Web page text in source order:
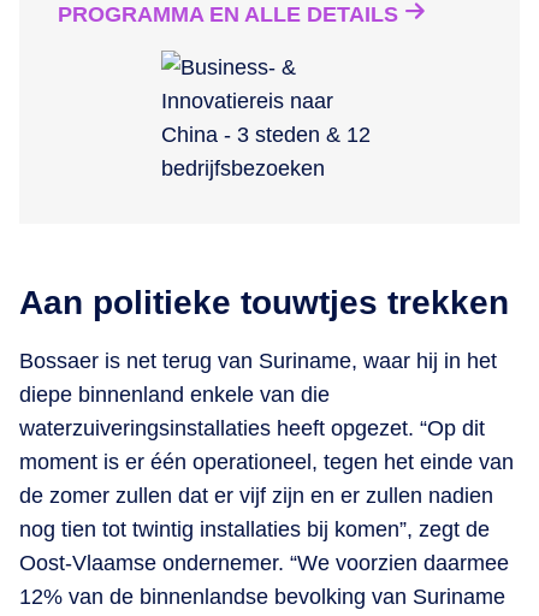
PROGRAMMA EN ALLE DETAILS
Aan politieke touwtjes trekken
Bossaer is net terug van Suriname, waar hij in het
diepe binnenland enkele van die
waterzuiveringsinstallaties heeft opgezet. “Op dit
moment is er één operationeel, tegen het einde van
de zomer zullen dat er vijf zijn en er zullen nadien
nog tien tot twintig installaties bij komen”, zegt de
Oost-Vlaamse ondernemer. “We voorzien daarmee
12% van de binnenlandse bevolking van Suriname